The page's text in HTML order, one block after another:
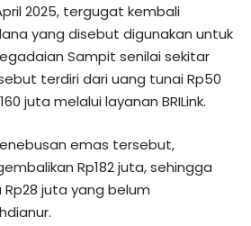
2025, tergugat kembali
yang disebut digunakan untuk
Sampit senilai sekitar
terdiri dari uang tunai Rp50
juta melalui layanan BRILink.
emas tersebut,
Rp182 juta, sehingga
juta yang belum